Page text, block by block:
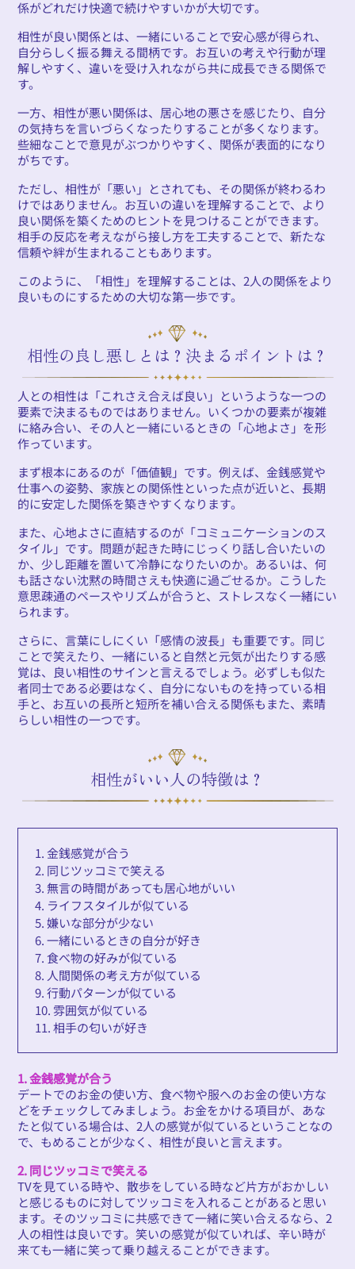
係がどれだけ快適で続けやすいかが大切です。
相性が良い関係とは、一緒にいることで安心感が得られ、
自分らしく振る舞える間柄です。お互いの考えや行動が理
解しやすく、違いを受け入れながら共に成長できる関係で
す。
一方、相性が悪い関係は、居心地の悪さを感じたり、自分
の気持ちを言いづらくなったりすることが多くなります。
些細なことで意見がぶつかりやすく、関係が表面的になり
がちです。
ただし、相性が「悪い」とされても、その関係が終わるわ
けではありません。お互いの違いを理解することで、より
良い関係を築くためのヒントを見つけることができます。
相手の反応を考えながら接し方を工夫することで、新たな
信頼や絆が生まれることもあります。
このように、「相性」を理解することは、2人の関係をより
良いものにするための大切な第一歩です。
相性の良し悪しとは？決まるポイントは？
人との相性は「これさえ合えば良い」というような一つの
要素で決まるものではありません。いくつかの要素が複雑
に絡み合い、その人と一緒にいるときの「心地よさ」を形
作っています。
まず根本にあるのが「価値観」です。例えば、金銭感覚や
仕事への姿勢、家族との関係性といった点が近いと、長期
的に安定した関係を築きやすくなります。
また、心地よさに直結するのが「コミュニケーションのス
タイル」です。問題が起きた時にじっくり話し合いたいの
か、少し距離を置いて冷静になりたいのか。あるいは、何
も話さない沈黙の時間さえも快適に過ごせるか。こうした
意思疎通のペースやリズムが合うと、ストレスなく一緒にい
られます。
さらに、言葉にしにくい「感情の波長」も重要です。同じ
ことで笑えたり、一緒にいると自然と元気が出たりする感
覚は、良い相性のサインと言えるでしょう。必ずしも似た
者同士である必要はなく、自分にないものを持っている相
手と、お互いの長所と短所を補い合える関係もまた、素晴
らしい相性の一つです。
相性がいい人の特徴は？
1. 金銭感覚が合う
2. 同じツッコミで笑える
3. 無言の時間があっても居心地がいい
4. ライフスタイルが似ている
5. 嫌いな部分が少ない
6. 一緒にいるときの自分が好き
7. 食べ物の好みが似ている
8. 人間関係の考え方が似ている
9. 行動パターンが似ている
10. 雰囲気が似ている
11. 相手の匂いが好き
1. 金銭感覚が合う
デートでのお金の使い方、食べ物や服へのお金の使い方な
どをチェックしてみましょう。お金をかける項目が、あな
たと似ている場合は、2人の感覚が似ているということなの
で、もめることが少なく、相性が良いと言えます。
2. 同じツッコミで笑える
TVを見ている時や、散歩をしている時など片方がおかしい
と感じるものに対してツッコミを入れることがあると思い
ます。そのツッコミに共感できて一緒に笑い合えるなら、2
人の相性は良いです。笑いの感覚が似ていれば、辛い時が
来ても一緒に笑って乗り越えることができます。